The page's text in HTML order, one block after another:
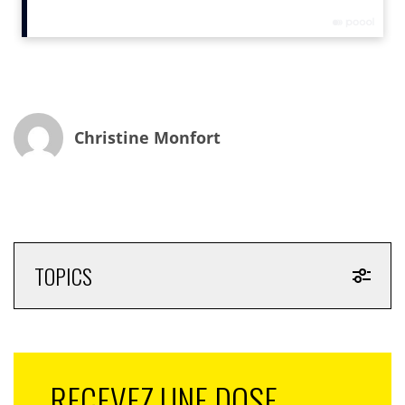
culpabilité
Christine Monfort
TOPICS